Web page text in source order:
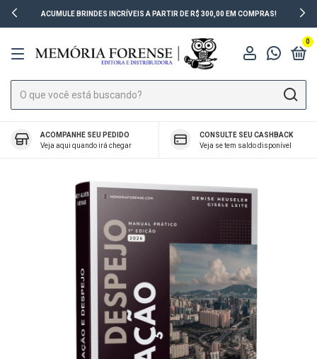
ACUMULE BRINDES INCRÍVEIS A PARTIR DE R$ 300,00 EM COMPRAS!
0
ACOMPANHE SEU PEDIDO
Veja aqui quando irá chegar
CONSULTE SEU CASHBACK
Veja se tem saldo disponível